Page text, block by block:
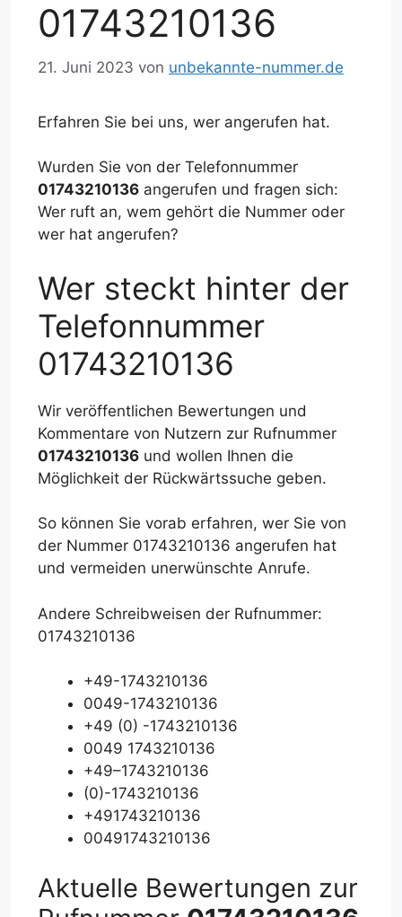
01743210136
21. Juni 2023 von unbekannte-nummer.de
Erfahren Sie bei uns, wer angerufen hat.
Wurden Sie von der Telefonnummer
01743210136 angerufen und fragen sich:
Wer ruft an, wem gehört die Nummer oder
wer hat angerufen?
Wer steckt hinter der
Telefonnummer
01743210136
Wir veröffentlichen Bewertungen und
Kommentare von Nutzern zur Rufnummer
01743210136 und wollen Ihnen die
Möglichkeit der Rückwärtssuche geben.
So können Sie vorab erfahren, wer Sie von
der Nummer 01743210136 angerufen hat
und vermeiden unerwünschte Anrufe.
Andere Schreibweisen der Rufnummer:
01743210136
+49-1743210136
0049-1743210136
+49 (0) -1743210136
0049 1743210136
+49–1743210136
(0)-1743210136
+491743210136
00491743210136
Aktuelle Bewertungen zur